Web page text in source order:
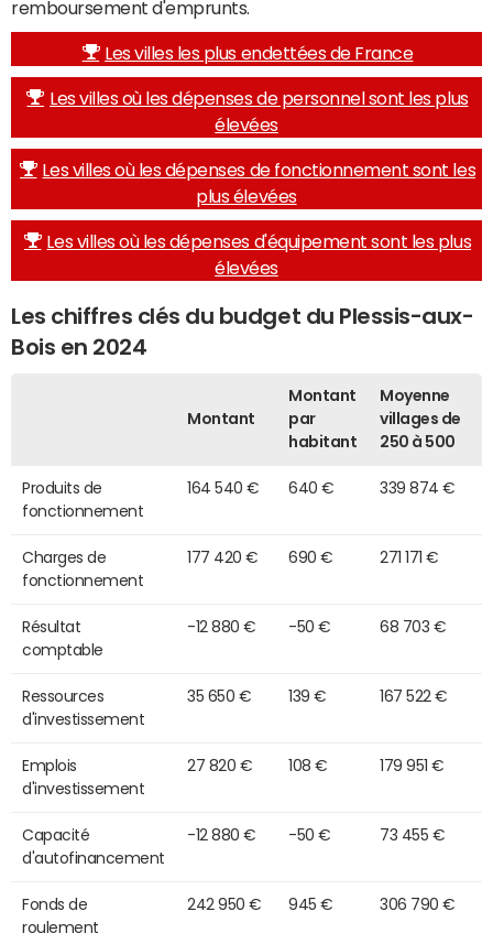
remboursement d'emprunts.
Les villes les plus endettées de France
Les villes où les dépenses de personnel sont les plus
élevées
Les villes où les dépenses de fonctionnement sont les
plus élevées
Les villes où les dépenses d'équipement sont les plus
élevées
Les chiffres clés du budget du Plessis-aux-
Bois en 2024
Montant
Montant
par
habitant
Moyenne
villages de
250 à 500
Produits de
fonctionnement
164 540 € 640 € 339 874 €
Charges de
fonctionnement
177 420 € 690 € 271 171 €
Résultat
comptable
-12 880 € -50 € 68 703 €
Ressources
d'investissement
35 650 € 139 € 167 522 €
Emplois
d'investissement
27 820 € 108 € 179 951 €
Capacité
d'autofinancement
-12 880 € -50 € 73 455 €
Fonds de
roulement
242 950 € 945 € 306 790 €